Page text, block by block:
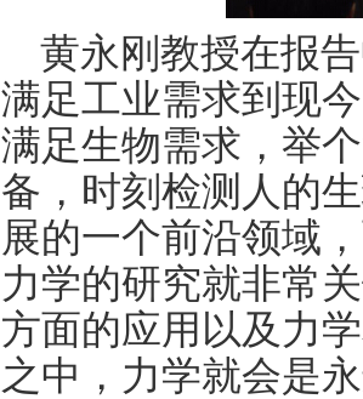
黄永刚教授在报
满足工业需求到现
满足生物需求，举
备，时刻检测人的
展的一个前沿领域
力学的研究就非常
方面的应用以及力
之中，力学就会是